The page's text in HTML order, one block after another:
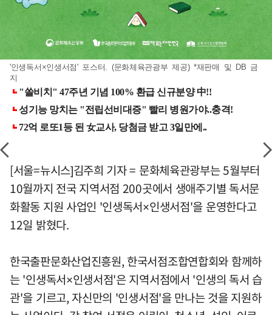
'인생독서×인생서점' 포스터. (문화체육관광부 제공) *재판매 및 DB 금
지
[서울=뉴시스]김주희 기자 = 문화체육관광부는 5월부터
10월까지 전국 지역서점 200곳에서 생애주기별 독서문
화활동 지원 사업인 '인생독서×인생서점'을 운영한다고
12일 밝혔다.
한국출판문화산업진흥원, 한국서점조합연합회와 함께하
는 '인생독서×인생서점'은 지역서점에서 '인생의 독서 습
관'을 기르고, 자신만의 '인생서점'을 만나는 것을 지원하